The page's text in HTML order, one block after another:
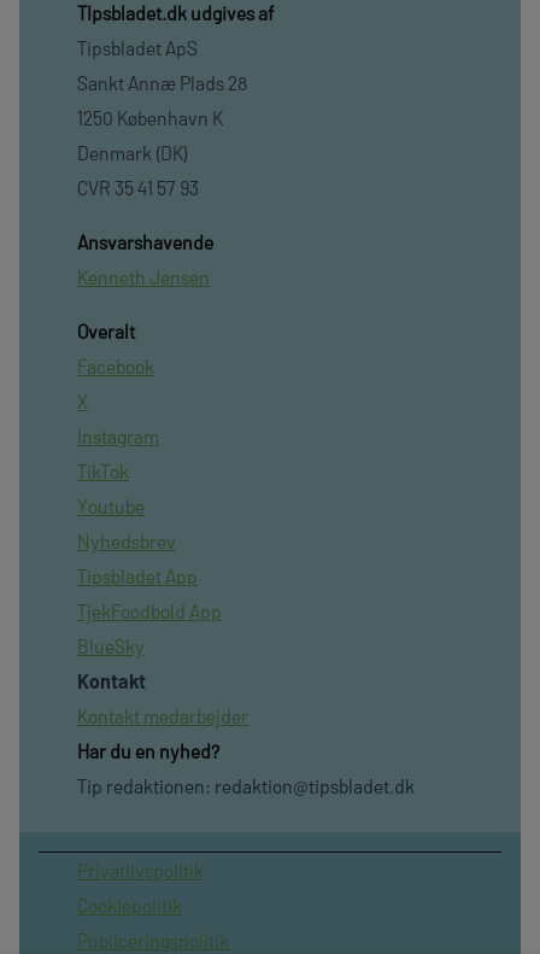
TIpsbladet.dk udgives af
Tipsbladet ApS
Sankt Annæ Plads 28
1250 København K
Denmark (DK)
CVR 35 41 57 93
Ansvarshavende
Kenneth Jensen
Overalt
Facebook
X
Instagram
TikTok
Youtube
Nyhedsbrev
Tipsbladet App
TjekFoodbold App
BlueSky
Kontakt
Kontakt medarbejder
Har du en nyhed?
Tip redaktionen: redaktion@tipsbladet.dk
Privatilvspolitik
Cookiepolitik
Publiceringspolitik